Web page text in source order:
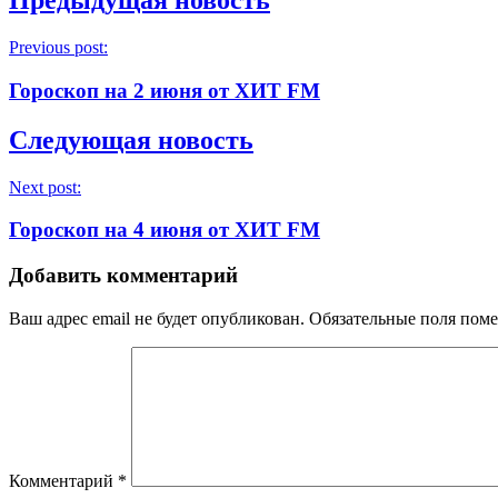
Previous post:
Гороскоп на 2 июня от ХИТ FM
Следующая новость
Next post:
Гороскоп на 4 июня от ХИТ FM
Добавить комментарий
Ваш адрес email не будет опубликован. Обязательные поля
Комментарий *